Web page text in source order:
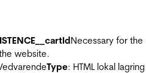
Necessary for the
website.
Type: HTML lokal lagring